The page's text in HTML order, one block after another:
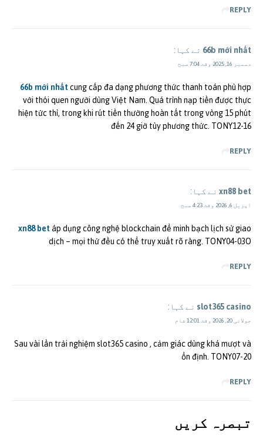
REPLY
66b mới nhất نے کہا:
دسمبر 16, 2025 وقت 7:04 صبح
66b mới nhấtcung cấp đa dạng phương thức thanh toán phù hợp
với thói quen người dùng Việt Nam. Quá trình nạp tiền được thực
hiện tức thì, trong khi rút tiền thường hoàn tất trong vòng 15 phút
đến 24 giờ tùy phương thức. TONY12-16
REPLY
xn88 bet نے کہا:
اپریل 6, 2026 وقت 4:23 صبح
xn88 betáp dụng công nghệ blockchain để minh bạch lịch sử giao
dịch – mọi thứ đều có thể truy xuất rõ ràng. TONY04-03O
REPLY
slot365 casino نے کہا:
جولائی 20, 2026 وقت 12:01 شام
Sau vài lần trải nghiệm slot365 casino , cảm giác dùng khá mượt và
ổn định. TONY07-20
REPLY
تبصرہ کريں